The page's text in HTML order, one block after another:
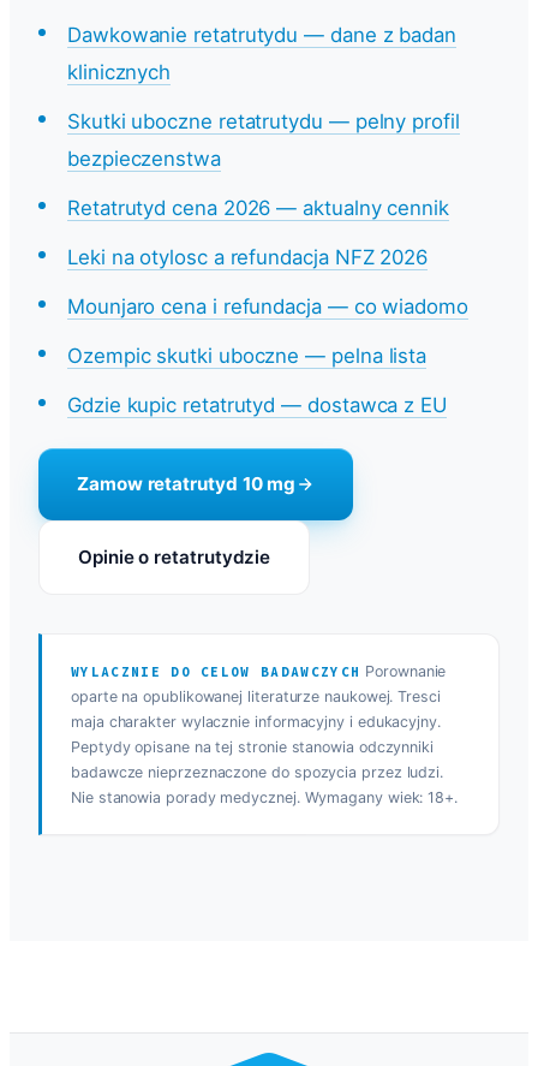
Dawkowanie retatrutydu — dane z badan
klinicznych
Skutki uboczne retatrutydu — pelny profil
bezpieczenstwa
Retatrutyd cena 2026 — aktualny cennik
Leki na otylosc a refundacja NFZ 2026
Mounjaro cena i refundacja — co wiadomo
Ozempic skutki uboczne — pelna lista
Gdzie kupic retatrutyd — dostawca z EU
Zamow retatrutyd 10 mg
Opinie o retatrutydzie
WYLACZNIE DO CELOW BADAWCZYCH Porownanie
oparte na opublikowanej literaturze naukowej. Tresci
maja charakter wylacznie informacyjny i edukacyjny.
Peptydy opisane na tej stronie stanowia odczynniki
badawcze nieprzeznaczone do spozycia przez ludzi.
Nie stanowia porady medycznej. Wymagany wiek: 18+.